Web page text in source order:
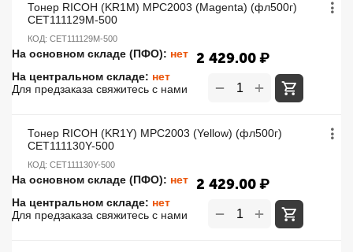
Тонер RICOH (KR1M) MPC2003 (Magenta) (фл500г)
CET111129M-500
КОД: CET111129M-500
На основном складе (ПФО): нет
На центральном складе: нет
Для предзаказа свяжитесь с нами
2 429.00₽
+
−
Тонер RICOH (KR1Y) MPC2003 (Yellow) (фл500г)
CET111130Y-500
КОД: CET111130Y-500
На основном складе (ПФО): нет
На центральном складе: нет
Для предзаказа свяжитесь с нами
2 429.00₽
+
−